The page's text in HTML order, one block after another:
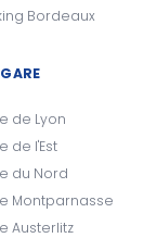
Bordeaux
de Lyon
de l'Est
du Nord
Montparnasse
Austerlitz